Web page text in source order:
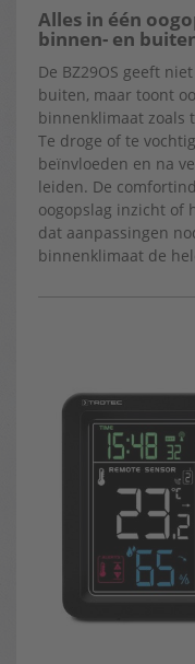
Alles in één
binnen- en
De BZ29OS geeft
buiten, maar toont
binnenklimaat zoals
Te droge of te
beïnvloeden en na
leiden. De
oogopslag inzicht of
dat aanpassingen
binnenklimaat de